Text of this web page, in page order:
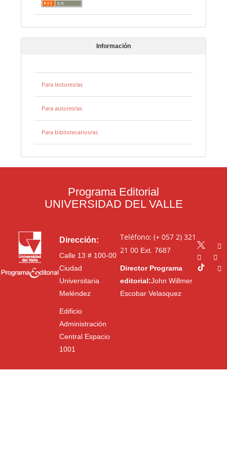
Información
Para lectores/as
Para autores/as
Para bibliotecarios/as
Programa Editorial
UNIVERSIDAD DEL VALLE
Dirección:
Calle 13 # 100-00
Ciudad
Universitaria
Meléndez
Edificio
Administración
Central Espacio
1001
Teléfono: (+ 057 2) 321
21 00Ext. 7687
Director Programa
editorial:John Willmer
Escobar Velasquez